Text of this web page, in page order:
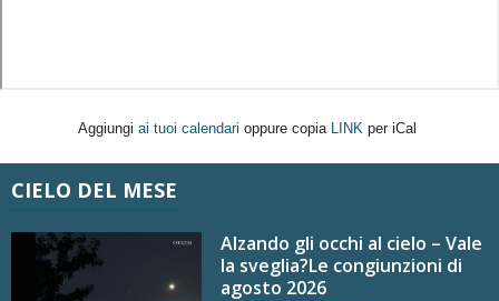
Aggiungi ai tuoi calendari oppure copia LINK per iCal
CIELO DEL MESE
Alzando gli occhi al cielo – Vale
la sveglia?Le congiunzioni di
agosto 2026